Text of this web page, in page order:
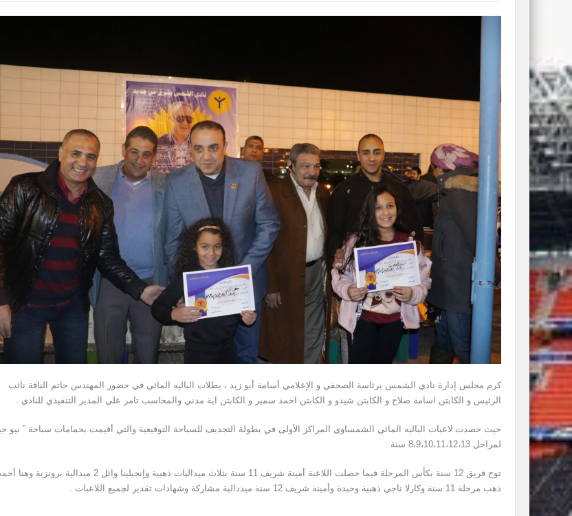
كرم مجلس إدارة نادي الشمس برئاسة الصحفي و الإعلامي أسامة أبو زيد ، بطلات الباليه المائي في حضور المهندس حاتم الناقة نائب
الرئيس و الكابتن اسامة صلاح و الكابتن شيدو و الكابتن احمد سمير و الكابتن اية مدني والمحاسب تامر علي المدير التنفيذي للنادي .
حيث حصدت لاعبات الباليه المائي الشمساوي المراكز الأولى في بطولة التجديف للسباحة التوقيعية والتي أقيمت بحمامات سباحة ” نيو
لمراحل 8،9،10،11،12،13 سنة .
ذهب مرحلة 11 سنة وكارلا ناجي ذهبية وحيدة وأمينة شريف 12 سنة ميددالية مشاركة وشهادات تقدير لجميع اللاعبات .